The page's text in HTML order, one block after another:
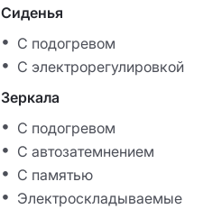
Сиденья
С подогревом
С электрорегулировкой
Зеркала
С подогревом
С автозатемнением
С памятью
Электроскладываемые